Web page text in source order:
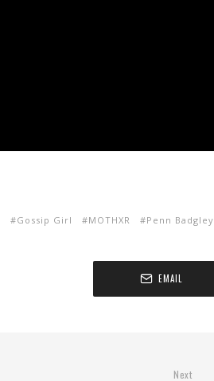
Gossip Girl MOTHXR Penn Badgley
EMAIL
Next